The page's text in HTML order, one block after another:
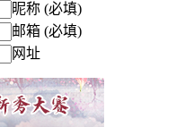
昵称 (必填)
邮箱 (必填)
网址